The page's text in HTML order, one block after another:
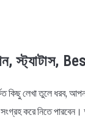
লেখা তুলে ধরব,
করে নিতে